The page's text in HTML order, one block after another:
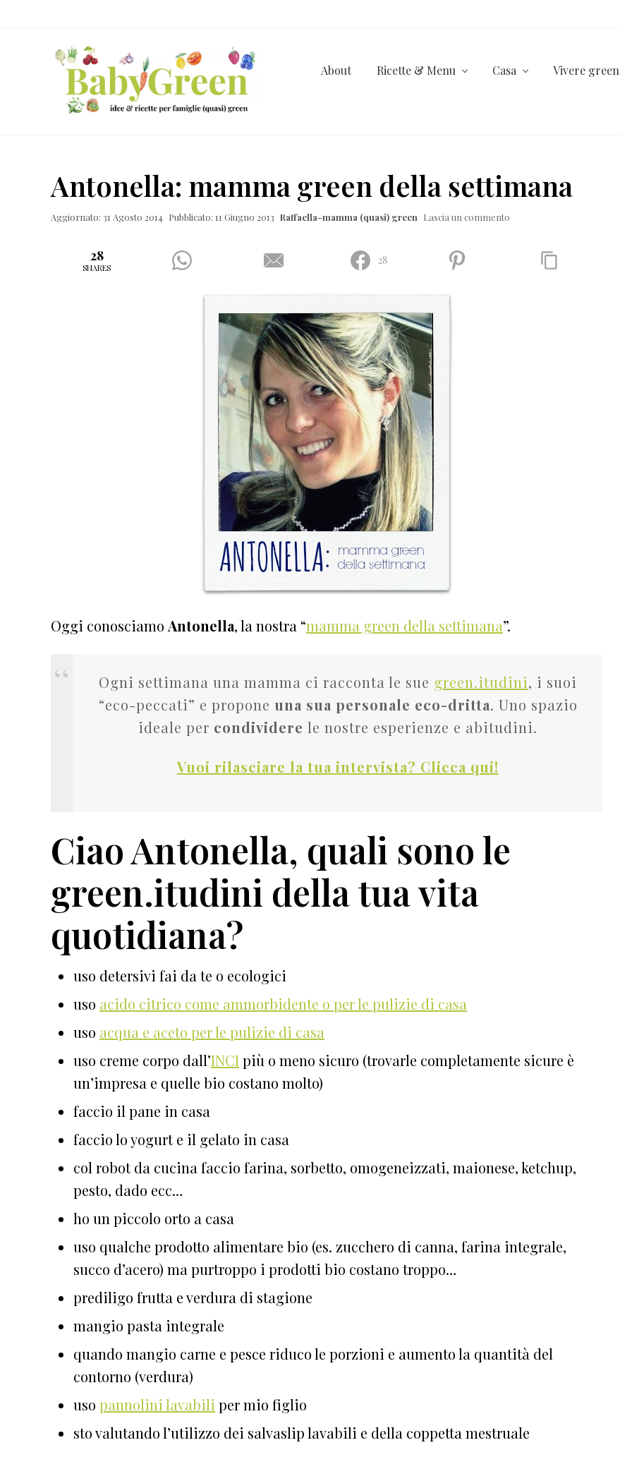
ricette
per
About Ricette & Menu Casa Vivere green
Antonella: mamma green della settimana
Aggiornato: 31 Agosto 2014 Pubblicato: 11 Giugno 2013 Raffaella-mamma (quasi) green Lascia un commento
28
SHARES
28
Oggi conosciamo Antonella, la nostra “mamma green della settimana”.
Ogni settimana una mamma ci racconta le sue green.itudini, i suoi
“eco-peccati” e propone una sua personale eco-dritta. Uno spazio
ideale per condividere le nostre esperienze e abitudini.
Vuoi rilasciare la tua intervista? Clicca qui!
Ciao Antonella, quali sono le
green.itudini della tua vita
quotidiana?
uso detersivi fai da te o ecologici
uso acido citrico come ammorbidente o per le pulizie di casa
uso acqua e aceto per le pulizie di casa
uso creme corpo dall’INCIpiù o meno sicuro (trovarle completamente sicure è
un’impresa e quelle bio costano molto)
faccio il pane in casa
faccio lo yogurt e il gelato in casa
col robot da cucina faccio farina, sorbetto, omogeneizzati, maionese, ketchup,
pesto, dado ecc…
ho un piccolo orto a casa
uso qualche prodotto alimentare bio (es. zucchero di canna, farina integrale,
succo d’acero) ma purtroppo i prodotti bio costano troppo…
prediligo frutta e verdura di stagione
mangio pasta integrale
quando mangio carne e pesce riduco le porzioni e aumento la quantità del
contorno (verdura)
uso pannolini lavabili per mio figlio
sto valutando l’utilizzo dei salvaslip lavabili e della coppetta mestruale